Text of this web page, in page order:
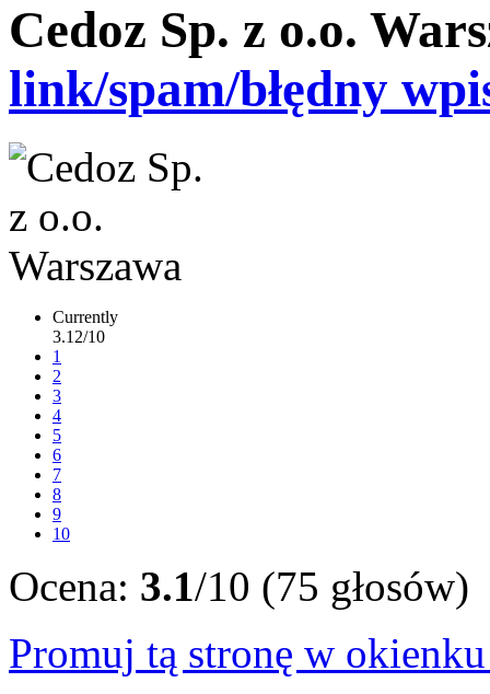
Cedoz Sp. z o.o.
link/spam/błędny
Currently
3.12/10
1
2
3
4
5
6
7
8
9
10
Ocena: 3.1/10 (75 głosów)
Promuj tą stronę w